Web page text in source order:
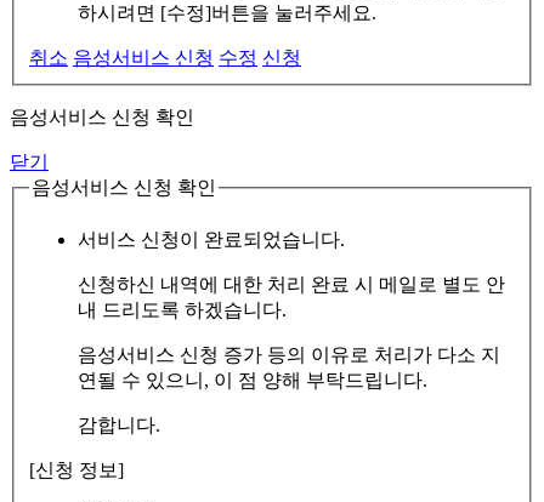
하시려면 [수정]버튼을 눌러주세요.
취소 음성서비스 신청 수정 신청
음성서비스 신청 확인
닫기
음성서비스 신청 확인
서비스 신청이 완료되었습니다.
신청하신 내역에 대한 처리 완료 시 메일로 별도 안
내 드리도록 하겠습니다.
음성서비스 신청 증가 등의 이유로 처리가 다소 지
연될 수 있으니, 이 점 양해 부탁드립니다.
감합니다.
[신청 정보]